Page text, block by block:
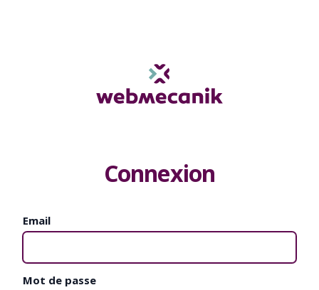
Connexion
Email
Mot de passe